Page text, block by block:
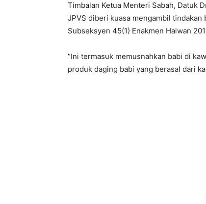
Timbalan Ketua Menteri Sabah, Datuk
JPVS diberi kuasa mengambil
Subseksyen 45(1) Enakmen Haiwan
“Ini termasuk memusnahkan babi di
produk daging babi yang berasal dari